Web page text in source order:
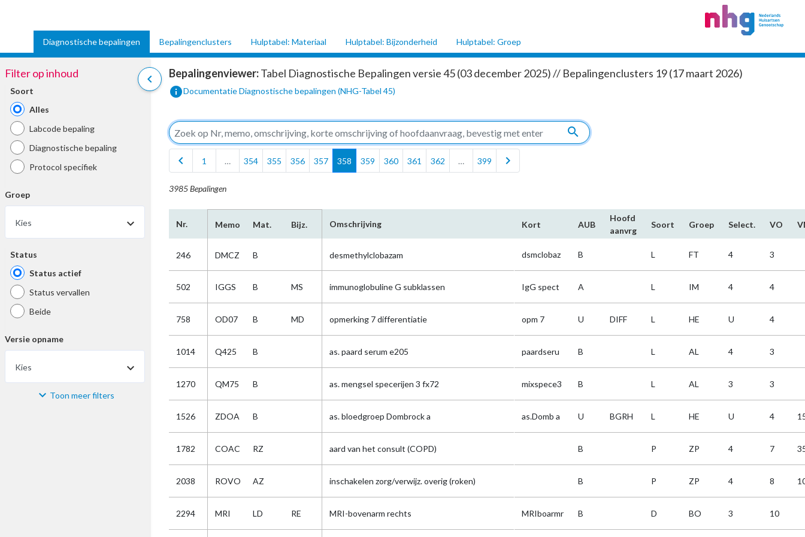
Diagnostische bepalingen Bepalingenclusters Hulptabel: Materiaal Hulptabel: Bijzonderheid Hulptabel: Groep
chevron_left
Filter op inhoud
Soort
Alles
Labcode bepaling
Diagnostische bepaling
Protocol specifiek
Groep
Kies
Status
Status actief
Status vervallen
Beide
Versie opname
Kies
Materiaal Toon meer filters
Bepalingenviewer:Tabel Diagnostische Bepalingen versie 45 (03 december 2025) // Bepalingenclusters 19 (17 maart 2026)
infoDocumentatie Diagnostische bepalingen (NHG-Tabel 45)
search
chevron_left
1 … 354 355 356 357 358 359 360 361 362 … 399 chevron_right
3985 Bepalingen
Nr. Memo Mat. Bijz. Omschrijving Kort AUB
Hoofd​
aanvrg
Soort Groep Select. VO
246 DMCZ B desmethylclobazam dsmclobaz B L FT 4 3
502 IGGS B MS immunoglobuline G subklassen IgG spect A L IM 4 4
758 OD07 B MD opmerking 7 differentiatie opm 7 U DIFF L HE U 4
1014 Q425 B as. paard serum e205 paardseru B L AL 4 3
1270 QM75 B as. mengsel specerijen 3 fx72 mixspece3 B L AL 3 3
1526 ZDOA B as. bloedgroep Dombrock a as.Domb a U BGRH L HE U 4
1782 COAC RZ aard van het consult (COPD) B P ZP 4 7
2038 ROVO AZ inschakelen zorg/verwijz. overig (roken) B P ZP 4 8
2294 MRI LD RE MRI-bovenarm rechts MRIboarmr B D BO 3 10